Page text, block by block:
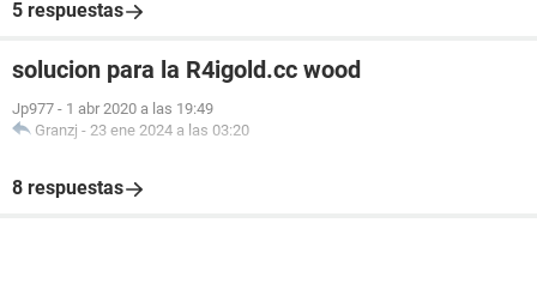
5 respuestas
solucion para la R4igold.cc wood
Jp977 - 1 abr 2020 a las 19:49
Granzj - 23 ene 2024 a las 03:20
8 respuestas